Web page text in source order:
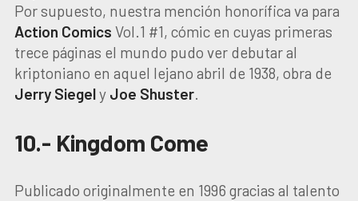
Por supuesto, nuestra mención honorífica va para
Action Comics Vol.1 #1, cómic en cuyas primeras
trece páginas el mundo pudo ver debutar al
kriptoniano en aquel lejano abril de 1938, obra de
Jerry Siegely Joe Shuster.
10.- Kingdom Come
Publicado originalmente en 1996 gracias al talento